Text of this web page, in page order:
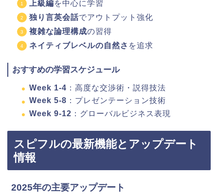
上級編を中心に学習
独り言英会話でアウトプット強化
複雑な論理構成の習得
ネイティブレベルの自然さ を追求
おすすめの学習スケジュール
Week 1-4 ：高度な交渉術・説得技法
Week 5-8 ：プレゼンテーション技術
Week 9-12 ：グローバルビジネス表現
スピフルの最新機能とアップデート
情報
2025年の主要アップデート